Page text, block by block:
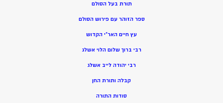
תורת בעל הסולם
ספר הזוהר עם פירוש הסולם
עץ חיים האר”י הקדוש
רבי ברוך שלום הלוי אשלג
רבי יהודה לייב אשלג
קבלה ותורת החן
סודות התורה